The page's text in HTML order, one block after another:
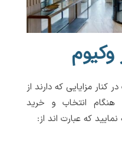
کنار مزایایی که دارند از
هنگام انتخاب و خرید
که عبارت اند از: